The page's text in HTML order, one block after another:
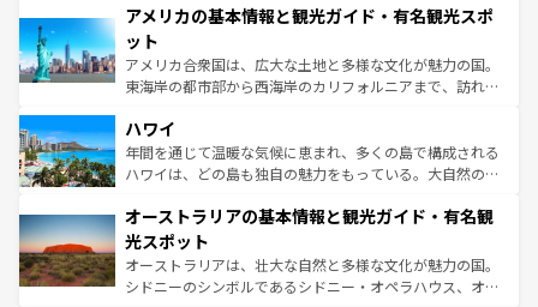
ンツ一覧を参照してほしい。
の建物がそのまま残る町や、スイスならではのユニークな
博物館もあり、アルプス観光だけでなく町歩きも満喫する
ことができる。国民の所得が高いため物価も高いが、旅行
者向けの交通パス提供のサービスもあり、うまく活用すれ
着のスイス情報は
アメリカの基本情報と観光ガイド・有名観光スポ
ット
アメリカ合衆国は、広大な土地と多様な文化が魅力の国。
東海岸の都市部から西海岸のカリフォルニアまで、訪れる
のような巨大都市は、観光、ショッピング、エンターテイ
ンメントが詰まった刺激的なスポットだ。一方、アメリカ
西部には大自然が広がり、グランドキャニオンやイエロー
部のニューオーリンズでは、音楽と美食が融合した独特の
文化が魅力。旅行者はアメリカの各地域で異なる魅力を楽
しみながら、その多様性と豊かな歴史を感じることができ
るだろう。車でのロードトリップや列車の旅も、アメリカ
ハワイ
年間を通じて温暖な気候に恵まれ、多くの島で構成される
ハワイは、どの島も独自の魅力をもっている。大自然の神
ワイ島は見逃せない。また、定番の観光地といえばオアフ
島だが、静かな自然を求めるならマウイ島やカウアイ島が
おすすめ。エメラルドグリーンに輝く海をはじめ、豊かな
文化や歴史が息づいている。「アロハスピリット」と呼ば
オーストラリアの基本情報と観光ガイド・有名観
光スポット
オーストラリアは、壮大な自然と多様な文化が魅力の国。
シドニーのシンボルであるシドニー・オペラハウス、オー